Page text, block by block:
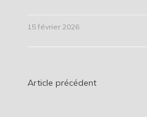
15 février 2026
Navigation
Article précédent